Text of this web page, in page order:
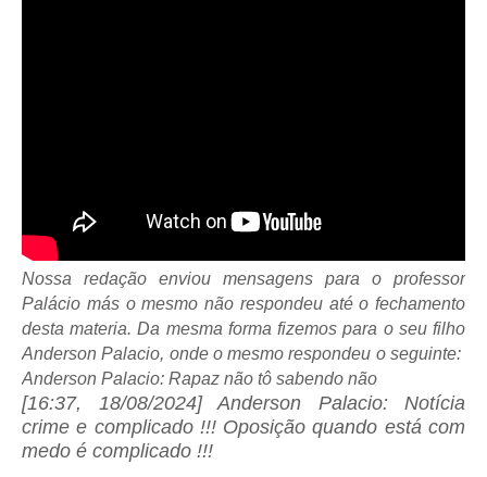
Nossa redação enviou mensagens para o professor
Palácio más o mesmo não respondeu até o fechamento
desta materia. Da mesma forma fizemos para o seu filho
Anderson Palacio, onde o mesmo respondeu o seguinte:
Anderson Palacio: Rapaz não tô sabendo não
[16:37, 18/08/2024] Anderson Palacio: Notícia
crime e complicado !!! Oposição quando está com
medo é complicado !!!